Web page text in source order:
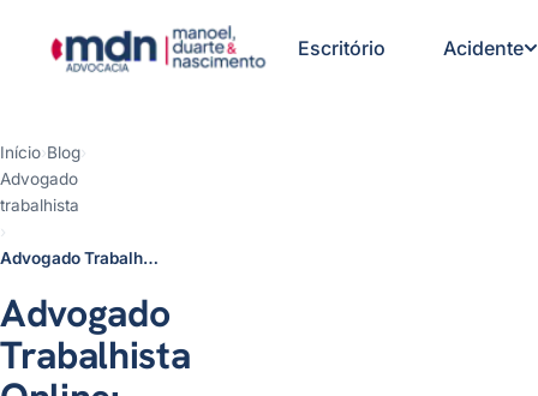
Escritório Acidente
Início›Blog›
Advogado
trabalhista
›
Advogado Trabalhista Online: um guia para a escolha certa
Advogado
Trabalhista